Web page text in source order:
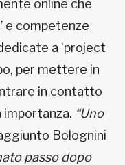
online che
e competenze
a ‘project
per mettere in
in contatto
importanza. “Uno
Bolognini
passo dopo